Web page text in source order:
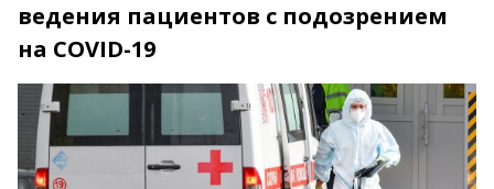
ведения пациентов с подозрением
на COVID-19